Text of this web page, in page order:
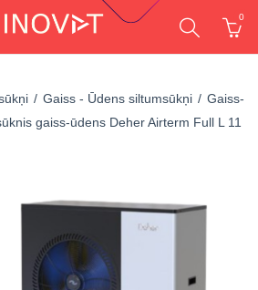
0
Gaiss - Ūdens siltumsūkņi
Gaiss-
gaiss-ūdens Deher Airterm Full L 11